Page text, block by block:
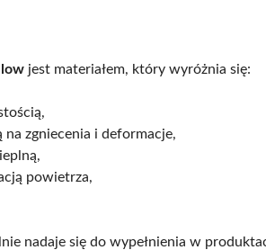
jest materiałem, który wyróżnia się:
zgniecenia i deformacje,
powietrza,
nadaje się do wypełnienia w